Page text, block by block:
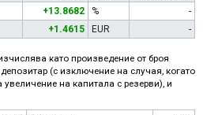
+13.8682 %
-
+1.4615 EUR -
като произведение от броя
(с изключение на случая, когато
на капитала с резерви), и